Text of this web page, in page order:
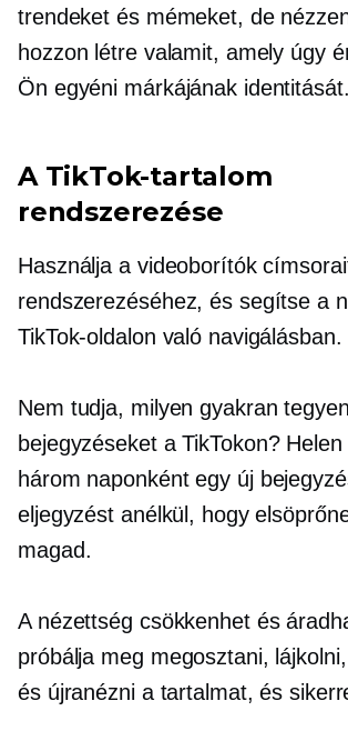
trendeket és mémeket, de
hozzon létre valamit, amely úgy
Ön egyéni márkájának identitását.
A TikTok-tartalom
rendszerezése
Használja a videoborítók
rendszerezéséhez, és segítse a
TikTok-oldalon való navigálásban.
Nem tudja, milyen gyakran
bejegyzéseket a TikTokon?
három naponként egy új
eljegyzést anélkül, hogy
magad.
A nézettség csökkenhet és
próbálja meg megosztani,
és újranézni a tartalmat, és